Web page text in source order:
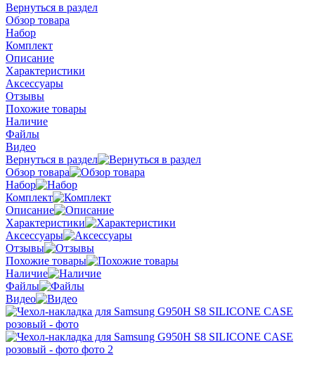
Вернуться в раздел
Обзор товара
Набор
Комплект
Описание
Характеристики
Аксессуары
Отзывы
Похожие товары
Наличие
Файлы
Видео
Вернуться в раздел
Обзор товара
Набор
Комплект
Описание
Характеристики
Аксессуары
Отзывы
Похожие товары
Наличие
Файлы
Видео